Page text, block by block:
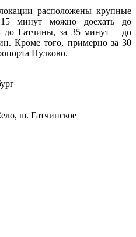
расположены крупные
15 минут можно доехать до
до Гатчины, за 35 минут – до
Кроме того, примерно за 30
Пулково.
ш. Гатчинское